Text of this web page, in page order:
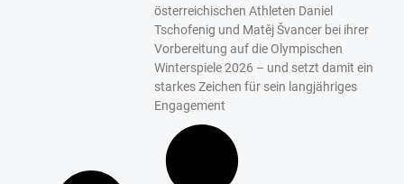
österreichischen Athleten Daniel
Tschofenig und Matěj Švancer bei ihrer
Vorbereitung auf die Olympischen
Winterspiele 2026 – und setzt damit ein
starkes Zeichen für sein langjähriges
Engagement